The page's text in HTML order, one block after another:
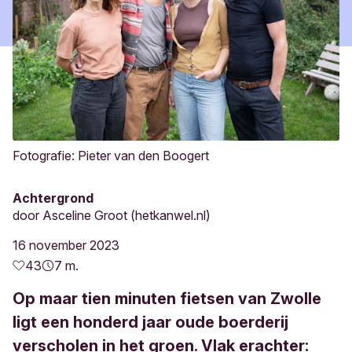
Fotografie: Pieter van den Boogert
Achtergrond
door Asceline Groot (hetkanwel.nl)
16 november 2023
43
7 m.
Op maar tien minuten fietsen van Zwolle
ligt een honderd jaar oude boerderij
verscholen in het groen. Vlak erachter: